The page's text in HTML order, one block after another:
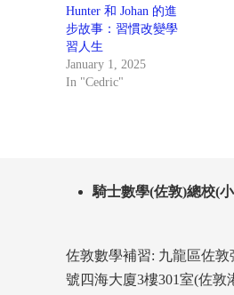
Hunter 和 Johan 的進
步故事：習慣改變學
習人生
January 1, 2025
In "Cedric"
騎士數學(佐敦)總校(
佐敦數學補習: 九龍區佐敦
號四海大廈3樓301室(佐敦